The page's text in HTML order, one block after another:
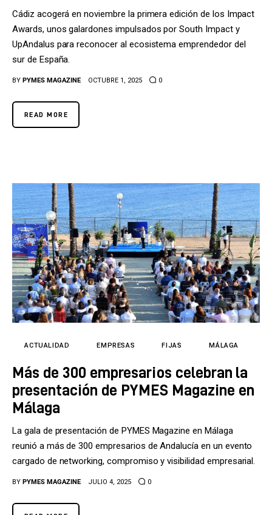
Cádiz acogerá en noviembre la primera edición de los Impact
Awards, unos galardones impulsados por South Impact y
UpAndalus para reconocer al ecosistema emprendedor del
sur de España.
BY PYMES MAGAZINE OCTUBRE 1, 2025 0
READ MORE
ACTUALIDAD EMPRESAS FIJAS MÁLAGA
Más de 300 empresarios celebran la
presentación de PYMES Magazine en
Málaga
La gala de presentación de PYMES Magazine en Málaga
reunió a más de 300 empresarios de Andalucía en un evento
cargado de networking, compromiso y visibilidad empresarial.
BY PYMES MAGAZINE JULIO 4, 2025 0